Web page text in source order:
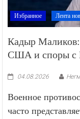
Избранное Лента
Кадыр Маликов:
США и споры с
04.08.2026
Военное
часто